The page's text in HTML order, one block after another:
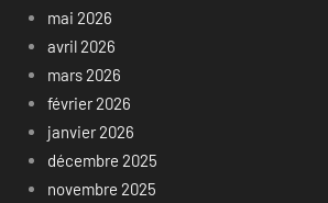
mai 2026
avril 2026
mars 2026
février 2026
janvier 2026
décembre 2025
novembre 2025